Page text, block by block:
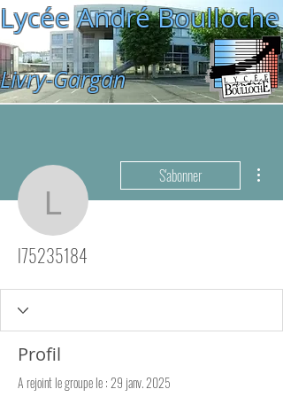
Lycée André Boulloche
Livry-Gargan
l75235184
S'abonner
l75235184
Profil
A rejoint le groupe le : 29 janv. 2025